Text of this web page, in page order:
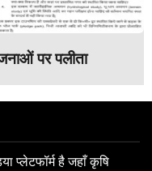
पर पलीता
प्लेटफॉर्म है जहाँ कृषि